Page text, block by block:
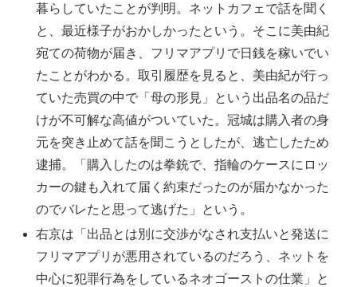
暮らしていたことが判明。ネットカフェで話を聞く
と、最近様子がおかしかったという。そこに美由紀
宛ての荷物が届き、フリマアプリで日銭を稼いでい
たことがわかる。取引履歴を見ると、美由紀が行っ
ていた売買の中で「母の形見」という出品名の品だ
けが不可解な高値がついていた。冠城は購入者の身
元を突き止めて話を聞こうとしたが、逃亡したため
逮捕。「購入したのは拳銃で、指輪のケースにロッ
カーの鍵も入れて届く約束だったのが届かなかった
のでバレたと思って逃げた」という。
右京は「出品とは別に交渉がなされ支払いと発送に
フリマアプリが悪用されているのだろう、ネットを
中心に犯罪行為をしているネオゴーストの仕業」と